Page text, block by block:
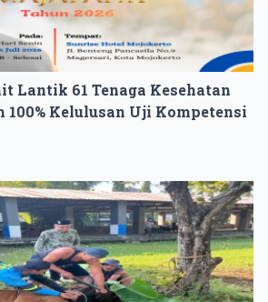
Lantik 61 Tenaga Kesehatan
100% Kelulusan Uji Kompetensi